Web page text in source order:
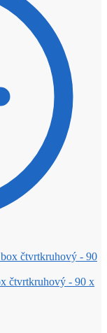
čtvrtkruhový - 90 x